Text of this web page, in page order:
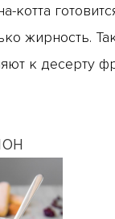
жирность.
к десерту